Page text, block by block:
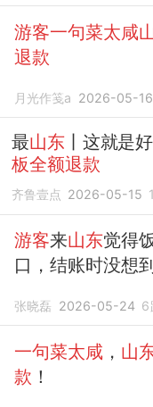
游客一句菜太咸
退款
月光作笺a 2026-05-16
最山东丨这就是
板全额退款
齐鲁壹点 2026-05-15
游客来山东觉得
口，结账时没想
张晓磊 2026-05-24 6
一句菜太咸 ， 山
款 ！